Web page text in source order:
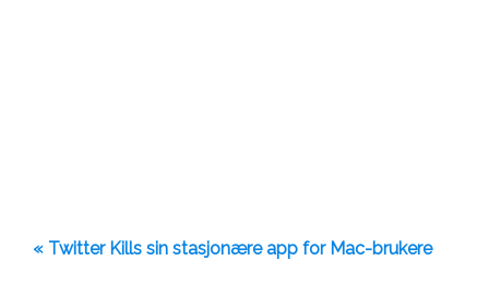
« Twitter Kills sin stasjonære app for Mac-brukere